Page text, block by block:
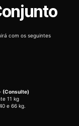
com os seguintes
(Consulte)
11 kg
e 66 kg.